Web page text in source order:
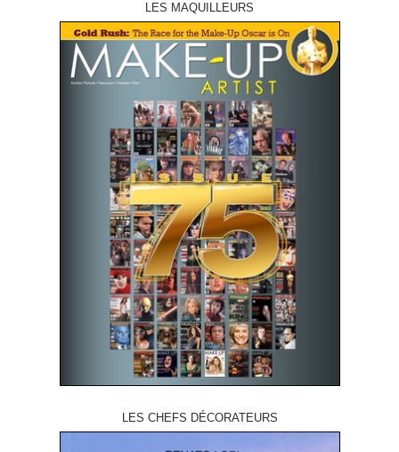
LES MAQUILLEURS
LES CHEFS DÉCORATEURS